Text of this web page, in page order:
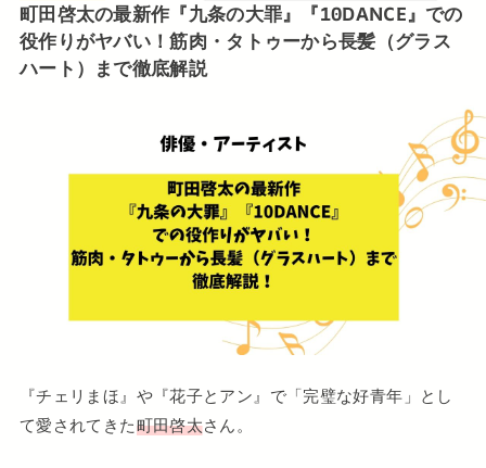
町田啓太の最新作『九条の大罪』『10DANCE』での
役作りがヤバい！筋肉・タトゥーから長髪（グラス
ハート）まで徹底解説
『チェリまほ』や『花子とアン』で「完璧な好青年」とし
て愛されてきた町田啓太さん。